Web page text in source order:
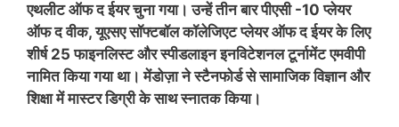
एथलीट ऑफ द ईयर चुना गया। उन्हें तीन बार पीएसी -10 प्लेयर
ऑफ द वीक, यूएसए सॉफ्टबॉल कॉलेजिएट प्लेयर ऑफ द ईयर के लिए
शीर्ष 25 फाइनलिस्ट और स्पीडलाइन इनविटेशनल टूर्नामेंट एमवीपी
नामित किया गया था। मेंडोज़ा ने स्टैनफोर्ड से सामाजिक विज्ञान और
शिक्षा में मास्टर डिग्री के साथ स्नातक किया।